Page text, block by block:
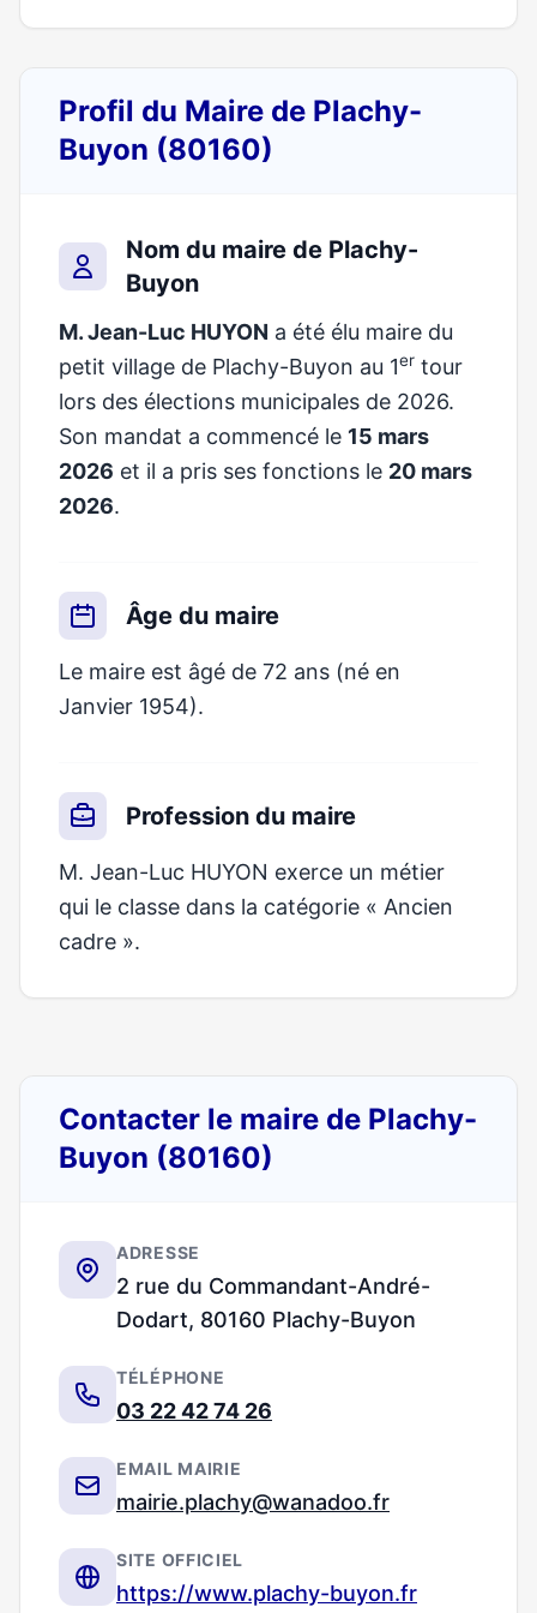
Profil du Maire de Plachy-
Buyon (80160)
Nom du maire de Plachy-
Buyon
M. Jean-Luc HUYON a été élu maire du
petit village de Plachy-Buyon au 1er tour
lors des élections municipales de 2026.
Son mandat a commencé le 15 mars
2026 et il a pris ses fonctions le 20 mars
2026.
Âge du maire
Le maire est âgé de 72 ans (né en
Janvier 1954).
Profession du maire
M. Jean-Luc HUYON exerce un métier
qui le classe dans la catégorie « Ancien
cadre ».
Contacter le maire de Plachy-
Buyon (80160)
ADRESSE
2 rue du Commandant-André-
Dodart, 80160 Plachy-Buyon
TÉLÉPHONE
03 22 42 74 26
EMAIL MAIRIE
mairie.plachy@wanadoo.fr
SITE OFFICIEL
https://www.plachy-buyon.fr